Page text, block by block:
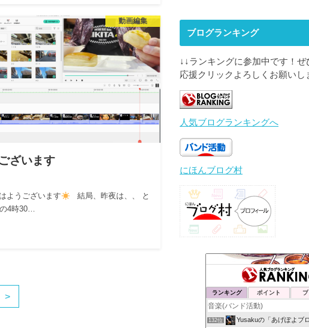
動画編集
ざいます
ございます
結局、昨夜は、、 と
4時30…
>
ブログランキング
↓↓ランキングに参加中です！ぜ
応援クリックよろしくお願いし
人気ブログランキングへ
にほんブログ村
ランキング ポイント
132位 Yusakuの「あげぽよブロ